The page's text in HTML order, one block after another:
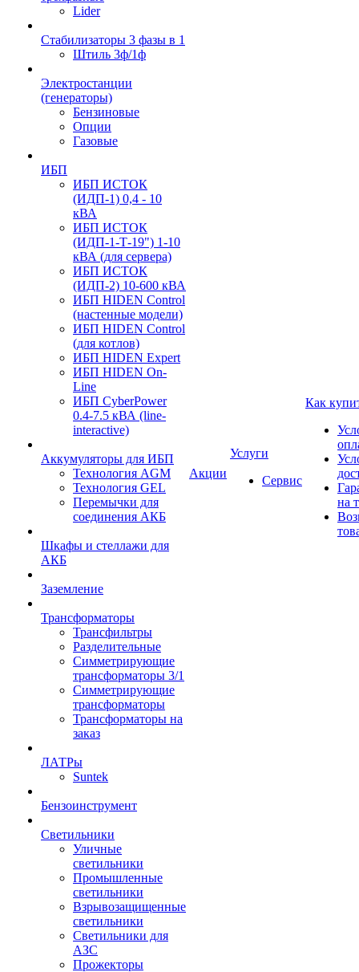
Lider
Стабилизаторы 3 фазы в 1
Штиль 3ф/1ф
Электростанции
(генераторы)
Бензиновые
Опции
Газовые
ИБП
ИБП ИСТОК
(ИДП-1) 0,4 - 10
кВА
ИБП ИСТОК
(ИДП-1-Т-19") 1-10
кВА (для сервера)
ИБП ИСТОК
(ИДП-2) 10-600 кВА
ИБП HIDEN Control
(настенные модели)
ИБП HIDEN Control
(для котлов)
ИБП HIDEN Expert
ИБП HIDEN On-
Line
ИБП CyberPower
0.4-7.5 кВА (line-
interactive)
Аккумуляторы для ИБП
Технология AGM
Технология GEL
Перемычки для
соединения АКБ
Шкафы и стеллажи для
АКБ
Заземление
Трансформаторы
Трансфильтры
Разделительные
Симметрирующие
трансформаторы 3/1
Симметрирующие
трансформаторы
Трансформаторы на
заказ
ЛАТРы
Suntek
Бензоинструмент
Светильники
Уличные
светильники
Промышленные
светильники
Взрывозащищенные
светильники
Светильники для
АЗС
Прожекторы
Акции
Услуги
Сервис
Как
на